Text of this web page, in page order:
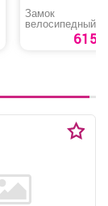
Замок
велосипедный
«Apecs PD-83-
615